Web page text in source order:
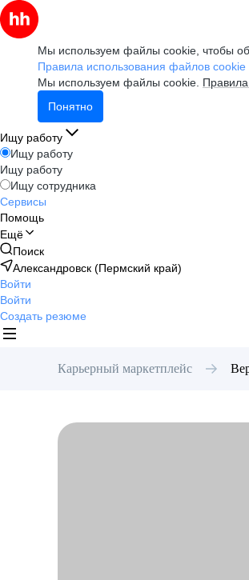
Мы используем файлы cookie, чтобы
Правила использования файлов cookie
Мы используем файлы cookie.
Понятно
Ищу работу
Ищу работу
Ищу работу
Ищу сотрудника
Сервисы
Помощь
Ещё
Поиск
Александровск (Пермский край)
Войти
Войти
Создать резюме
Карьерный маркетплейс